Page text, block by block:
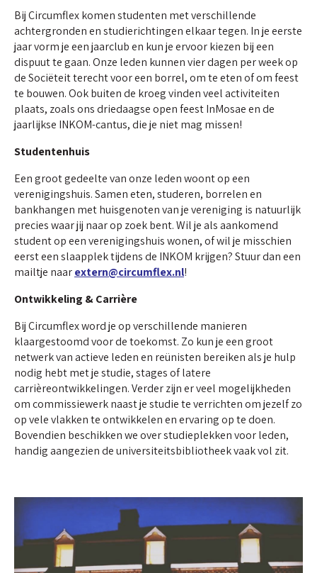
Bij Circumflex komen studenten met verschillende
achtergronden en studierichtingen elkaar tegen. In je eerste
jaar vorm je een jaarclub en kun je ervoor kiezen bij een
dispuut te gaan. Onze leden kunnen vier dagen per week op
de Sociëteit terecht voor een borrel, om te eten of om feest
te bouwen. Ook buiten de kroeg vinden veel activiteiten
plaats, zoals ons driedaagse open feest InMosae en de
jaarlijkse INKOM-cantus, die je niet mag missen!
Studentenhuis
Een groot gedeelte van onze leden woont op een
verenigingshuis. Samen eten, studeren, borrelen en
bankhangen met huisgenoten van je vereniging is natuurlijk
precies waar jij naar op zoek bent. Wil je als aankomend
student op een verenigingshuis wonen, of wil je misschien
eerst een slaapplek tijdens de INKOM krijgen? Stuur dan een
mailtje naarextern@circumflex.nl!
Ontwikkeling & Carrière
Bij Circumflex word je op verschillende manieren
klaargestoomd voor de toekomst. Zo kun je een groot
netwerk van actieve leden en reünisten bereiken als je hulp
nodig hebt met je studie, stages of latere
carrièreontwikkelingen. Verder zijn er veel mogelijkheden
om commissiewerk naast je studie te verrichten om jezelf zo
op vele vlakken te ontwikkelen en ervaring op te doen.
Bovendien beschikken we over studieplekken voor leden,
handig aangezien de universiteitsbibliotheek vaak vol zit.